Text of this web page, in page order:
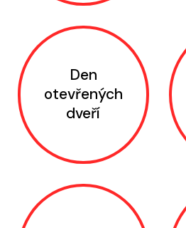
Den
otevřených
dveří